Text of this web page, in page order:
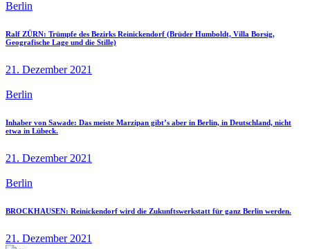
Berlin
Ralf ZÜRN: Trümpfe des Bezirks Reinickendorf (Brüder Humboldt, Villa Borsig,
Geografische Lage und die Stille)
21. Dezember 2021
Berlin
Inhaber von Sawade: Das meiste Marzipan gibt’s aber in Berlin, in Deutschland, nicht
etwa in Lübeck.
21. Dezember 2021
Berlin
BROCKHAUSEN: Reinickendorf wird die Zukunftswerkstatt für ganz Berlin werden.
21. Dezember 2021